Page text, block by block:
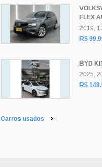
FLEX
2019,
R$
BYD
2025,
R$
Carros usados